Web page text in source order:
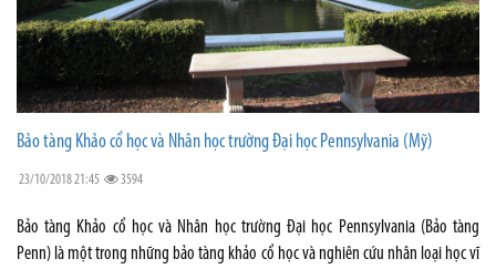
Bảo tàng Khảo cổ học và Nhân học trường Đại học Pennsylvania (Mỹ)
23/10/2018 21:45 3594
Bảo tàng Khảo cổ học và Nhân học trường Đại học Pennsylvania (Bảo tàng
Penn) là một trong những bảo tàng khảo cổ học và nghiên cứu nhân loại học vĩ